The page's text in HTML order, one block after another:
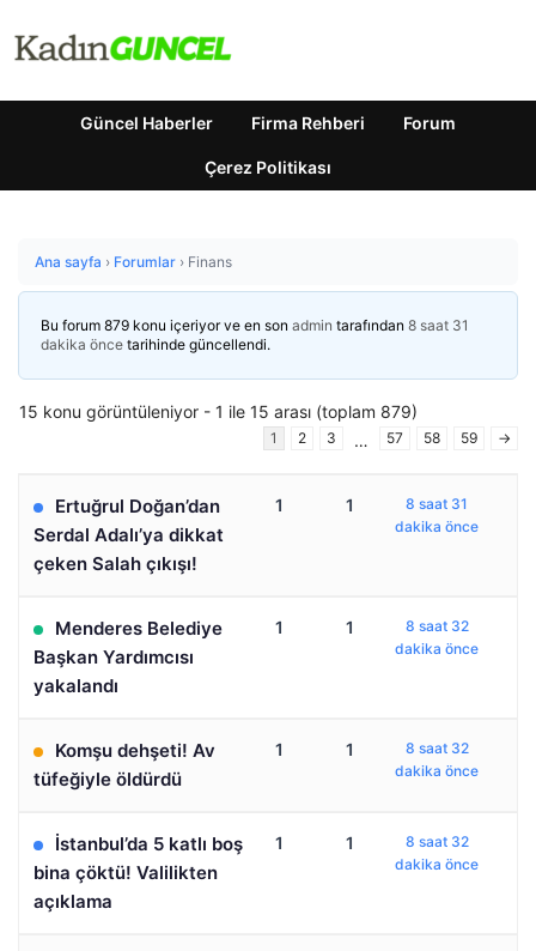
Güncel Haberler Firma Rehberi Forum
Çerez Politikası
Ana sayfa › Forumlar › Finans
Bu forum 879 konu içeriyor ve en son admin tarafından 8 saat 31
dakika önce tarihinde güncellendi.
15 konu görüntüleniyor - 1 ile 15 arası (toplam 879)
1 2 3 … 57 58 59 →
Ertuğrul Doğan’dan
Serdal Adalı’ya dikkat
çeken Salah çıkışı!
1 1
8 saat 31
dakika önce
Menderes Belediye
Başkan Yardımcısı
yakalandı
1 1
8 saat 32
dakika önce
Komşu dehşeti! Av
tüfeğiyle öldürdü
1 1
8 saat 32
dakika önce
İstanbul’da 5 katlı boş
bina çöktü! Valilikten
açıklama
1 1
8 saat 32
dakika önce